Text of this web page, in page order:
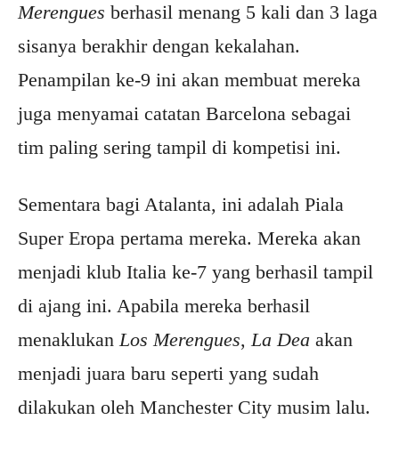
Merengues berhasil menang 5 kali dan 3 laga
sisanya berakhir dengan kekalahan.
Penampilan ke-9 ini akan membuat mereka
juga menyamai catatan Barcelona sebagai
tim paling sering tampil di kompetisi ini.
Sementara bagi Atalanta, ini adalah Piala
Super Eropa pertama mereka. Mereka akan
menjadi klub Italia ke-7 yang berhasil tampil
di ajang ini. Apabila mereka berhasil
menaklukanLos Merengues,La Dea akan
menjadi juara baru seperti yang sudah
dilakukan oleh Manchester City musim lalu.